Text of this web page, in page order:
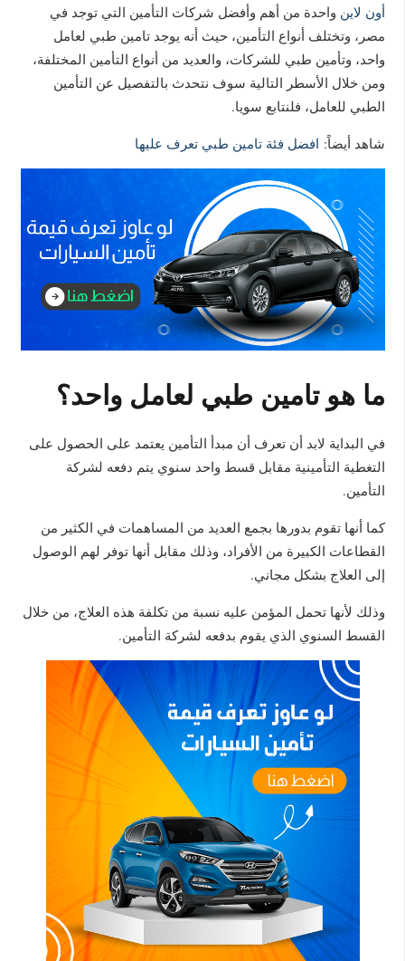
أون لاين واحدة من أهم وأفضل شركات التأمين التي توجد في
مصر، وتختلف أنواع التأمين، حيث أنه يوجد تامين طبي لعامل
واحد، وتأمين طبي للشركات، والعديد من أنواع التأمين المختلفة،
ومن خلال الأسطر التالية سوف نتحدث بالتفصيل عن التأمين
الطبي للعامل، فلنتابع سويا.
شاهد أيضاً: افضل فئة تامين طبي تعرف عليها
ما هو تامين طبي لعامل واحد؟
في البداية لابد أن تعرف أن مبدأ التأمين يعتمد على الحصول على
التغطية التأمينية مقابل قسط واحد سنوي يتم دفعه لشركة
التأمين.
كما أنها تقوم بدورها بجمع العديد من المساهمات في الكثير من
القطاعات الكبيرة من الأفراد، وذلك مقابل أنها توفر لهم الوصول
إلى العلاج بشكل مجاني.
وذلك لأنها تحمل المؤمن عليه نسبة من تكلفة هذه العلاج، من خلال
القسط السنوي الذي يقوم بدفعه لشركة التأمين.